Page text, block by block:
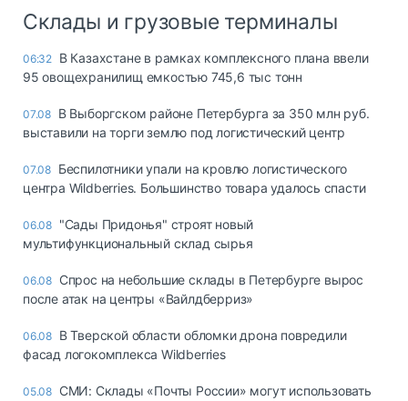
Склады и грузовые терминалы
06:32 В Казахстане в рамках комплексного плана ввели
95 овощехранилищ емкостью 745,6 тыс тонн
07.08 В Выборгском районе Петербурга за 350 млн руб.
выставили на торги землю под логистический центр
07.08 Беспилотники упали на кровлю логистического
центра Wildberries. Большинство товара удалось спасти
06.08 "Сады Придонья" строят новый
мультифункциональный склад сырья
06.08 Спрос на небольшие склады в Петербурге вырос
после атак на центры «Вайлдберриз»
06.08 В Тверской области обломки дрона повредили
фасад логокомплекса Wildberries
05.08 СМИ: Склады «Почты России» могут использовать